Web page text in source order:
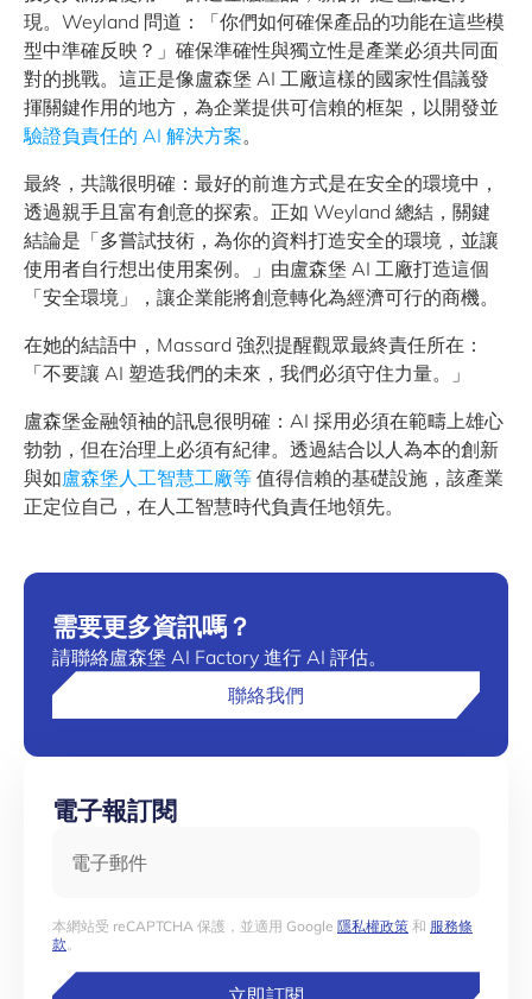
現。Weyland 問道：「你們如何確保產品的功能在這些模
型中準確反映？」確保準確性與獨立性是產業必須共同面
對的挑戰。這正是像盧森堡 AI 工廠這樣的國家性倡議發
揮關鍵作用的地方，為企業提供可信賴的框架，以開發並
驗證負責任的 AI 解決方案。
最終，共識很明確：最好的前進方式是在安全的環境中，
透過親手且富有創意的探索。正如 Weyland 總結，關鍵
結論是「多嘗試技術，為你的資料打造安全的環境，並讓
使用者自行想出使用案例。」由盧森堡 AI 工廠打造這個
「安全環境」，讓企業能將創意轉化為經濟可行的商機。
在她的結語中，Massard 強烈提醒觀眾最終責任所在：
「不要讓 AI 塑造我們的未來，我們必須守住力量。」
盧森堡金融領袖的訊息很明確：AI 採用必須在範疇上雄心
勃勃，但在治理上必須有紀律。透過結合以人為本的創新
與如盧森堡人工智慧工廠等 值得信賴的基礎設施，該產業
正定位自己，在人工智慧時代負責任地領先。
需要更多資訊嗎？
請聯絡盧森堡 AI Factory 進行 AI 評估。
聯絡我們
電子報訂閱
本網站受 reCAPTCHA 保護，並適用 Google 隱私權政策 和 服務條
款。